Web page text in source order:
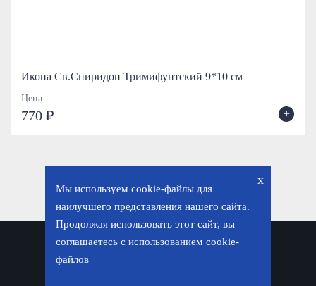
Икона Св.Спиридон Тримифунтский 9*10 см
Цена
770 ₽ +
x
Мы используем cookie-файлы для
наилучшего представления нашего сайта.
Продолжая использовать этот сайт, вы
соглашаетесь с использованием cookie-
файлов